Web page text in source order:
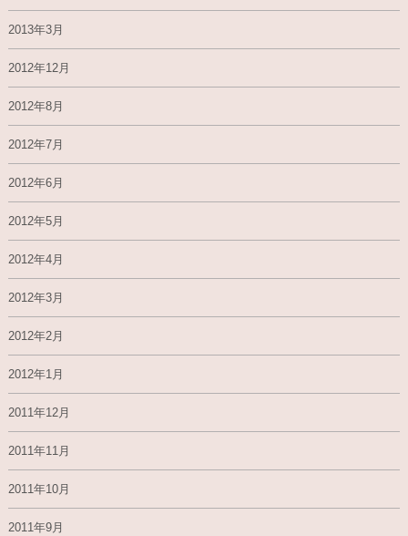
2013年3月
2012年12月
2012年8月
2012年7月
2012年6月
2012年5月
2012年4月
2012年3月
2012年2月
2012年1月
2011年12月
2011年11月
2011年10月
2011年9月